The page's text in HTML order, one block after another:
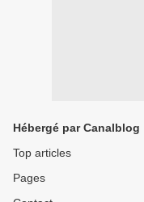
Hébergé par Canalblog
Top articles
Pages